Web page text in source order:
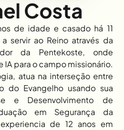
Costa
de idade e casado há 11
servir ao Reino através da
da Pentekoste, onde
para o campo missionário.
atua na interseção entre
do Evangelho usando sua
e Desenvolvimento de
em Segurança da
de 12 anos em